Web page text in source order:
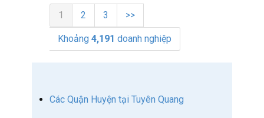
1 2 3 >>
Khoảng 4,191 doanh nghiệp
Các Quận Huyện tại Tuyên Quang